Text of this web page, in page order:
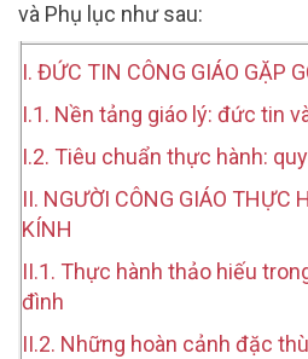
và Phụ lục như sau:
I. ĐỨC TIN CÔNG GIÁO GẶP
I.1. Nền tảng giáo lý: đức tin
I.2. Tiêu chuẩn thực hành:
II. NGƯỜI CÔNG GIÁO THỰC
KÍNH
II.1. Thực hành thảo hiếu
đình
II.2. Những hoàn cảnh đặc